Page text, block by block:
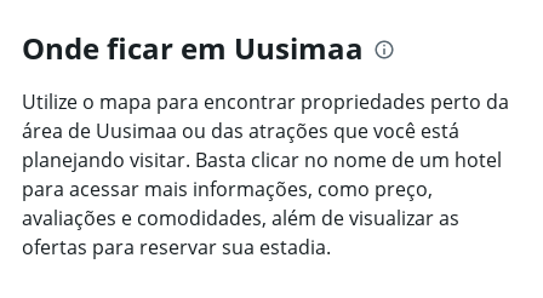
tem
1
Y
exibindo
o
preço
médio
de
um
quarto
Onde ficar em Uusimaa
Utilize o mapa para encontrar propriedades perto da
área de Uusimaa ou das atrações que você está
planejando visitar. Basta clicar no nome de um hotel
para acessar mais informações, como preço,
avaliações e comodidades, além de visualizar as
ofertas para reservar sua estadia.